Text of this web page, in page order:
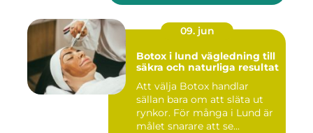
09. jun
Botox i lund vägledning till
säkra och naturliga resultat
Att välja Botox handlar
sällan bara om att släta ut
rynkor. För många i Lund är
målet snarare att se...